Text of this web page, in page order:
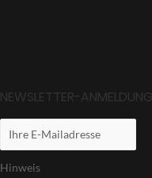
NEWSLETTER-ANMELDUNG
Hinweis